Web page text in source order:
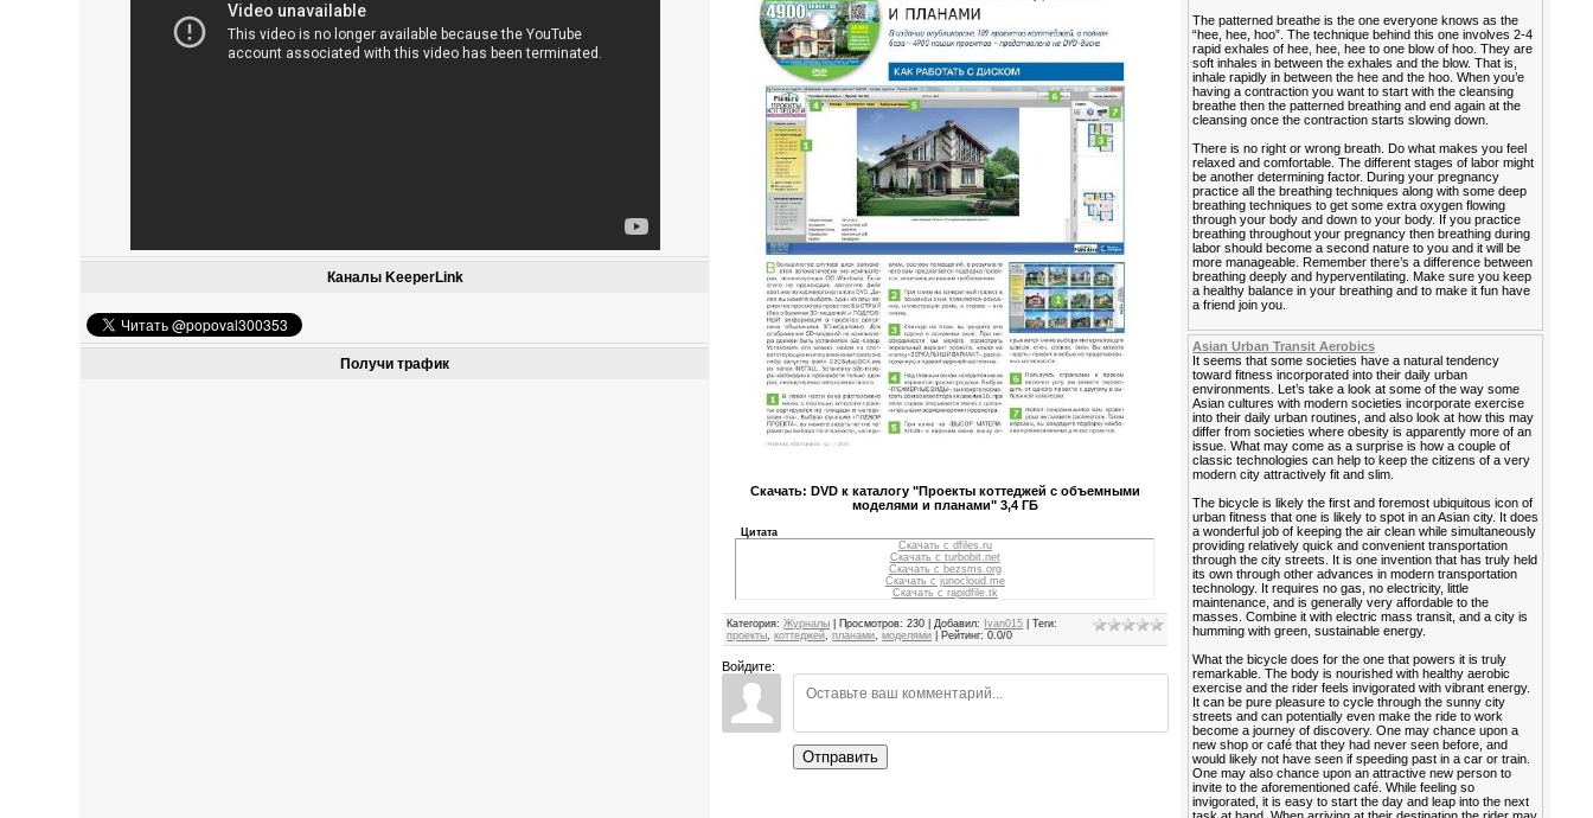
Каналы KeeperLink
Получи трафик
Скачать: DVD к каталогу "Проекты коттеджей с объемными
моделями и планами" 3,4 ГБ
Цитата
Скачать с dfiles.ru
Скачать с turbobit.net
Скачать с bezsms.org
Скачать с junocloud.me
Скачать с rapidfile.tk
Категория: Журналы Просмотров: 230 Добавил: Ivan015 |Теги:
проекты ,коттеджей ,планами ,моделями Рейтинг: 0.0/0
Войдите:
Отправить
The patterned breathe is the one everyone knows as the
“hee, hee, hoo”. The technique behind this one involves 2-4
rapid exhales of hee, hee, hee to one blow of hoo. They are
soft inhales in between the exhales and the blow. That is,
inhale rapidly in between the hee and the hoo. When you’e
having a contraction you want to start with the cleansing
breathe then the patterned breathing and end again at the
cleansing once the contraction starts slowing down.
There is no right or wrong breath. Do what makes you feel
relaxed and comfortable. The different stages of labor might
be another determining factor. During your pregnancy
practice all the breathing techniques along with some deep
breathing techniques to get some extra oxygen flowing
through your body and down to your body. If you practice
breathing throughout your pregnancy then breathing during
labor should become a second nature to you and it will be
more manageable. Remember there’s a difference between
breathing deeply and hyperventilating. Make sure you keep
a healthy balance in your breathing and to make it fun have
a friend join you.
Asian Urban Transit Aerobics
It seems that some societies have a natural tendency
toward fitness incorporated into their daily urban
environments. Let’s take a look at some of the way some
Asian cultures with modern societies incorporate exercise
into their daily urban routines, and also look at how this may
differ from societies where obesity is apparently more of an
issue. What may come as a surprise is how a couple of
classic technologies can help to keep the citizens of a very
modern city attractively fit and slim.
The bicycle is likely the first and foremost ubiquitous icon of
urban fitness that one is likely to spot in an Asian city. It does
a wonderful job of keeping the air clean while simultaneously
providing relatively quick and convenient transportation
through the city streets. It is one invention that has truly held
its own through other advances in modern transportation
technology. It requires no gas, no electricity, little
maintenance, and is generally very affordable to the
masses. Combine it with electric mass transit, and a city is
humming with green, sustainable energy.
What the bicycle does for the one that powers it is truly
remarkable. The body is nourished with healthy aerobic
exercise and the rider feels invigorated with vibrant energy.
It can be pure pleasure to cycle through the sunny city
streets and can potentially even make the ride to work
become a journey of discovery. One may chance upon a
new shop or café that they had never seen before, and
would likely not have seen if speeding past in a car or train.
One may also chance upon an attractive new person to
invite to the aforementioned café. While feeling so
invigorated, it is easy to start the day and leap into the next